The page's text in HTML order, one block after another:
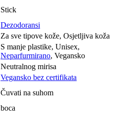
Stick
Dezodoransi
Za sve tipove kože, Osjetljiva koža
S manje plastike, Unisex,
Neparfurmirano, Vegansko
Neutralnog mirisa
Vegansko bez certifikata
Čuvati na suhom
boca